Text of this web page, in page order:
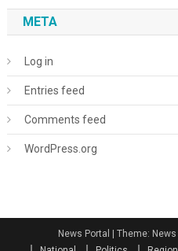
META
Log in
Entries feed
Comments feed
WordPress.org
News Portal Theme: News